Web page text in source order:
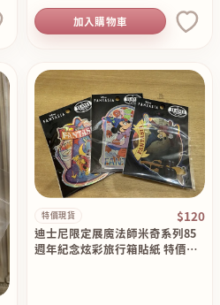
加入購物車
特價現貨 $120
迪士尼限定展魔法師米奇系列85
週年紀念炫彩旅行箱貼紙 特價現